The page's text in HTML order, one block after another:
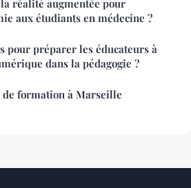
réalité augmentée pour
aux étudiants en médecine ?
pour préparer les éducateurs à
dans la pédagogie ?
formation à Marseille